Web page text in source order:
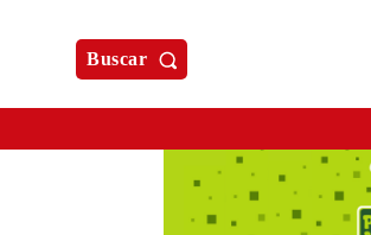
Buscar